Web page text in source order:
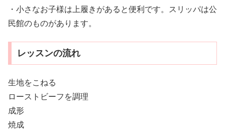
・小さなお子様は上履きがあると便利です。スリッパは公
民館のものがあります。
レッスンの流れ
生地をこねる
ローストビーフを調理
成形
焼成